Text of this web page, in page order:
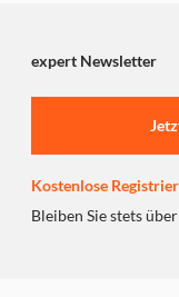
expert Newsletter
Kostenlose
Bleiben Sie stets